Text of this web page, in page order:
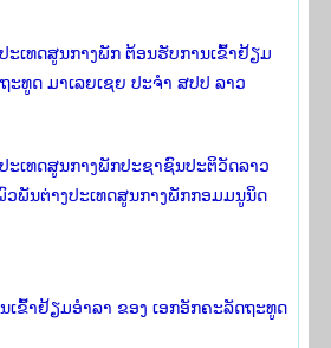
ເທດສູນກາງພັກ ຕ້ອນຮັບການເຂົ້າຢ້ຽມ
ະທູດ ມາເລຍເຊຍ ປະຈຳ ສປປ ລາວ
ເທດສູນກາງພັກປະຊາຊົນປະຕິວັດລາວ
ພັນຕ່າງປະເທດສູນກາງພັກກອມມນູນິດ
ຂົ້າຢ້ຽມອໍາລາ ຂອງ ເອກອັກຄະລັດຖະທູດ